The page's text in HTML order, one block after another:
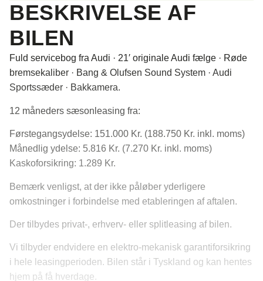
BESKRIVELSE AF
BILEN
Fuld servicebog fra Audi · 21′ originale Audi fælge · Røde
bremsekaliber · Bang & Olufsen Sound System · Audi
Sportssæder · Bakkamera.
12 måneders sæsonleasing fra:
Førstegangsydelse: 151.000 Kr. (188.750 Kr. inkl. moms)
Månedlig ydelse: 5.816 Kr. (7.270 Kr. inkl. moms)
Kaskoforsikring: 1.289 Kr.
Bemærk venligst, at der ikke påløber yderligere
omkostninger i forbindelse med etableringen af aftalen.
Der tilbydes privat-, erhverv- eller splitleasing af bilen.
Vi tilbyder endvidere en elektro-mekanisk garantiforsikring
i hele leasingperioden. Bilen står i Tyskland og kan hentes
hjem på få hverdage.